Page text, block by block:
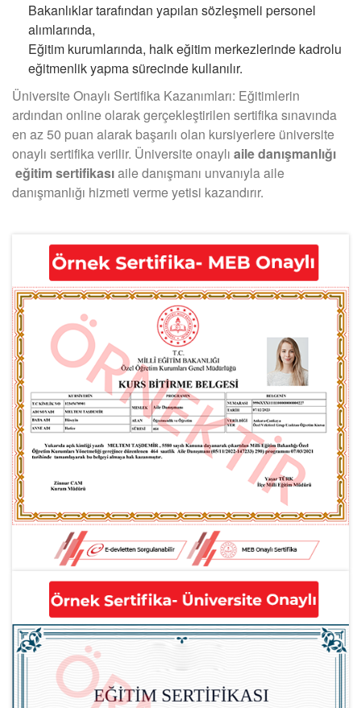
Bakanlıklar tarafından yapılan sözleşmeli personel
alımlarında,
Eğitim kurumlarında, halk eğitim merkezlerinde kadrolu
eğitmenlik yapma sürecinde kullanılır.
Üniversite Onaylı Sertifika Kazanımları: Eğitimlerin
ardından online olarak gerçekleştirilen sertifika sınavında
en az 50 puan alarak başarılı olan kursiyerlere üniversite
onaylı sertifika verilir. Üniversite onaylı aile danışmanlığı
eğitim sertifikasıaile danışmanı unvanıyla aile
danışmanlığı hizmeti verme yetisi kazandırır.